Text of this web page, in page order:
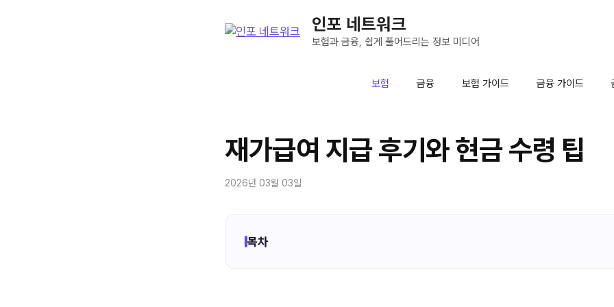
인포 네트워크
보험과 금융, 쉽게 풀어드리는 정보 미디어
보험 금융 보험 가이드 금융 가이드
재가급여 지급 후기와 현금 수령 팁
2026년 03월 03일
목차